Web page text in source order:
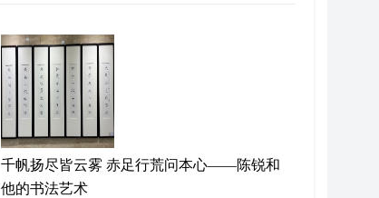
千帆扬尽皆云雾 赤足行荒问本心——陈锐和
他的书法艺术